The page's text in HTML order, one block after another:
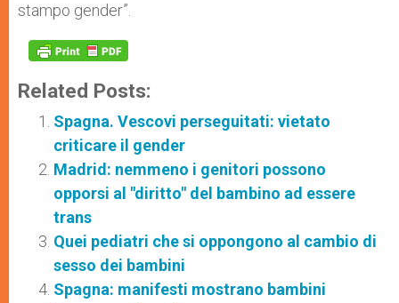
stampo gender”.
Related Posts:
Spagna. Vescovi perseguitati: vietato
criticare il gender
Madrid: nemmeno i genitori possono
opporsi al "diritto" del bambino ad essere
trans
Quei pediatri che si oppongono al cambio di
sesso dei bambini
Spagna: manifesti mostrano bambini